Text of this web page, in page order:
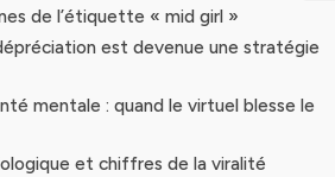
de l’étiquette « mid girl »
est devenue une stratégie
mentale : quand le virtuel blesse le
et chiffres de la viralité